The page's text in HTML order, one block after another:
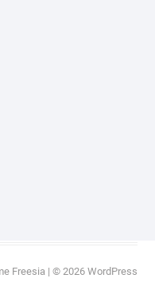
Freesia | © 2026 WordPress